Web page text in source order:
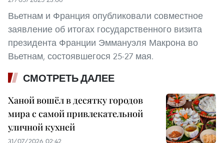
Вьетнам и Франция опубликовали совместное
заявление об итогах государственного визита
президента Франции Эммануэля Макрона во
Вьетнам, состоявшегося 25-27 мая.
СМОТРЕТЬ ДАЛЕЕ
Ханой вошёл в десятку городов
мира с самой привлекательной
уличной кухней
31/07/2026 02:42